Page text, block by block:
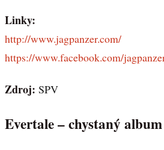
Linky:
http://www.jagpanzer.com/
https://www.facebook.com/
Zdroj: SPV
Evertale – chystaný album